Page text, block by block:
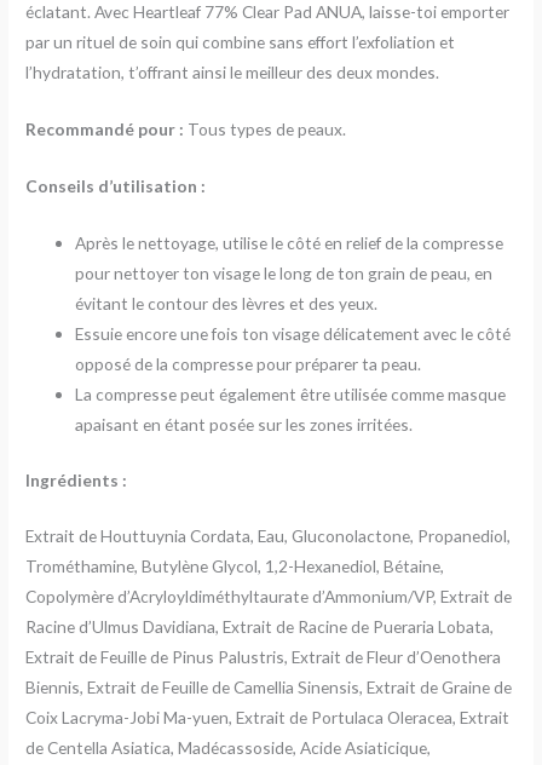
éclatant. Avec Heartleaf 77% Clear Pad ANUA, laisse-toi emporter
par un rituel de soin qui combine sans effort l’exfoliation et
l’hydratation, t’offrant ainsi le meilleur des deux mondes.
Recommandé pour : Tous types de peaux.
Conseils d’utilisation :
Après le nettoyage, utilise le côté en relief de la compresse
pour nettoyer ton visage le long de ton grain de peau, en
évitant le contour des lèvres et des yeux.
Essuie encore une fois ton visage délicatement avec le côté
opposé de la compresse pour préparer ta peau.
La compresse peut également être utilisée comme masque
apaisant en étant posée sur les zones irritées.
Ingrédients :
Extrait de Houttuynia Cordata, Eau, Gluconolactone, Propanediol,
Trométhamine, Butylène Glycol, 1,2-Hexanediol, Bétaine,
Copolymère d’Acryloyldiméthyltaurate d’Ammonium/VP, Extrait de
Racine d’Ulmus Davidiana, Extrait de Racine de Pueraria Lobata,
Extrait de Feuille de Pinus Palustris, Extrait de Fleur d’Oenothera
Biennis, Extrait de Feuille de Camellia Sinensis, Extrait de Graine de
Coix Lacryma-Jobi Ma-yuen, Extrait de Portulaca Oleracea, Extrait
de Centella Asiatica, Madécassoside, Acide Asiaticique,